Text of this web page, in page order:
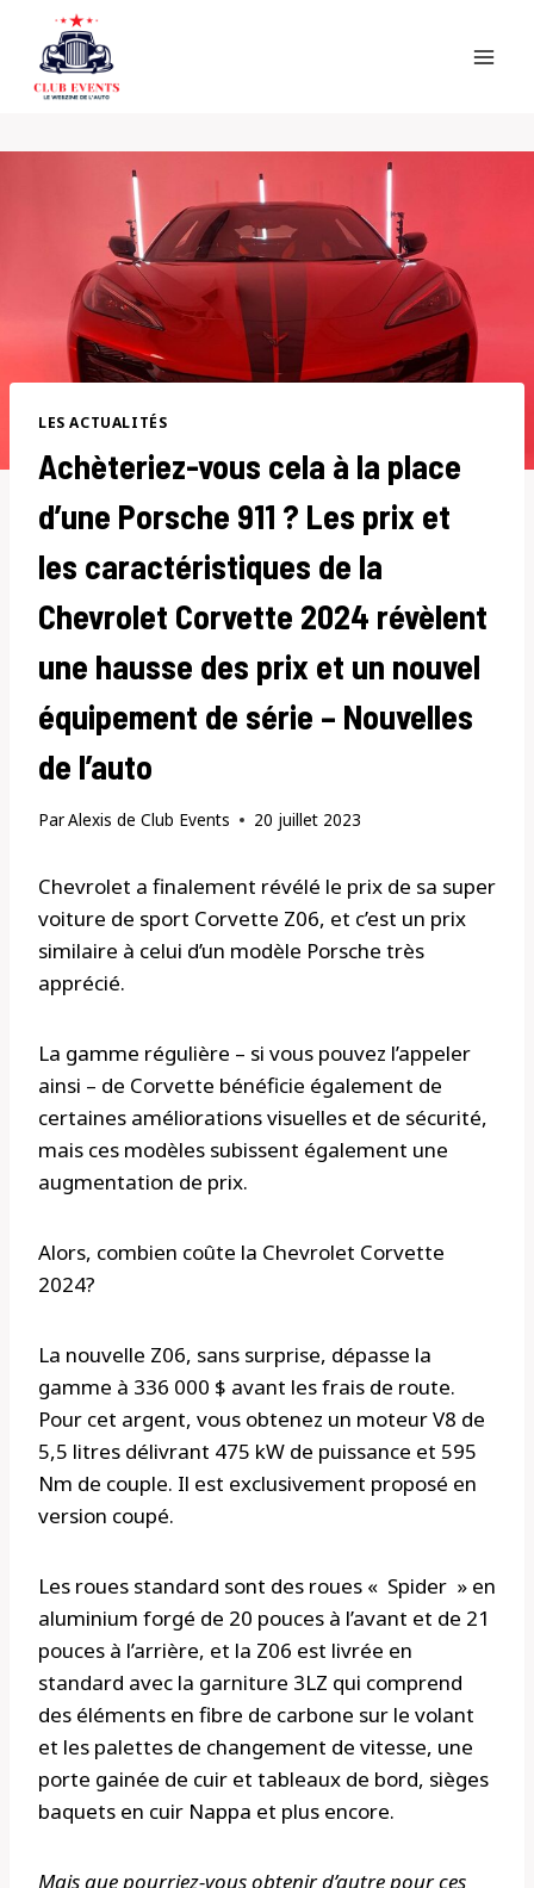
content
LES ACTUALITÉS
Achèteriez-vous cela à la place
d’une Porsche 911 ? Les prix et
les caractéristiques de la
Chevrolet Corvette 2024 révèlent
une hausse des prix et un nouvel
équipement de série – Nouvelles
de l’auto
ParAlexis de Club Events 20 juillet 2023
Chevrolet a finalement révélé le prix de sa super
voiture de sport Corvette Z06, et c’est un prix
similaire à celui d’un modèle Porsche très
apprécié.
La gamme régulière – si vous pouvez l’appeler
ainsi – de Corvette bénéficie également de
certaines améliorations visuelles et de sécurité,
mais ces modèles subissent également une
augmentation de prix.
Alors, combien coûte la Chevrolet Corvette
2024?
La nouvelle Z06, sans surprise, dépasse la
gamme à 336 000 $ avant les frais de route.
Pour cet argent, vous obtenez un moteur V8 de
5,5 litres délivrant 475 kW de puissance et 595
Nm de couple. Il est exclusivement proposé en
version coupé.
Les roues standard sont des roues « Spider » en
aluminium forgé de 20 pouces à l’avant et de 21
pouces à l’arrière, et la Z06 est livrée en
standard avec la garniture 3LZ qui comprend
des éléments en fibre de carbone sur le volant
et les palettes de changement de vitesse, une
porte gainée de cuir et tableaux de bord, sièges
baquets en cuir Nappa et plus encore.
Mais que pourriez-vous obtenir d’autre pour ces